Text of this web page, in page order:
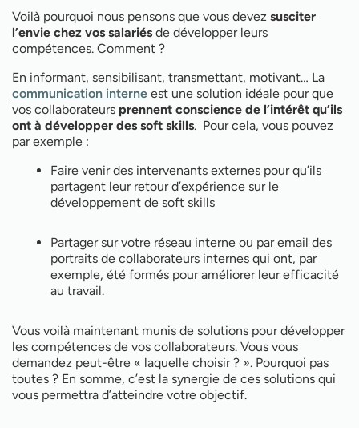
Voilà pourquoi nous pensons que vous devez susciter
l’envie chez vos salariés de développer leurs
compétences. Comment ?
En informant, sensibilisant, transmettant, motivant… La
communication interne est une solution idéale pour que
vos collaborateurs prennent conscience de l’intérêt qu’ils
ont à développer des soft skills. Pour cela, vous pouvez
par exemple :
Faire venir des intervenants externes pour qu’ils
partagent leur retour d’expérience sur le
développement de soft skills
Partager sur votre réseau interne ou par email des
portraits de collaborateurs internes qui ont, par
exemple, été formés pour améliorer leur efficacité
au travail.
Vous voilà maintenant munis de solutions pour développer
les compétences de vos collaborateurs. Vous vous
demandez peut-être « laquelle choisir ? ». Pourquoi pas
toutes ? En somme, c’est la synergie de ces solutions qui
vous permettra d’atteindre votre objectif.